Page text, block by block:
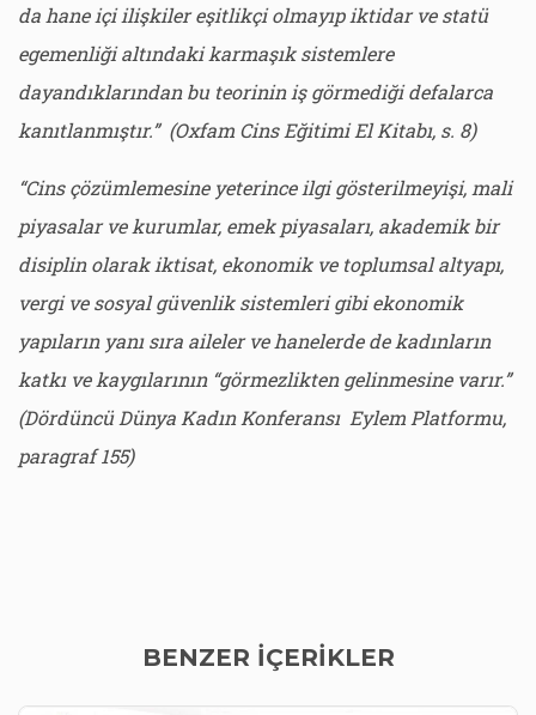
da hane içi ilişkiler eşitlikçi olmayıp iktidar ve statü
egemenliği altındaki karmaşık sistemlere
dayandıklarından bu teorinin iş görmediği defalarca
kanıtlanmıştır.” (Oxfam Cins Eğitimi El Kitabı, s. 8)
“Cins çözümlemesine yeterince ilgi gösterilmeyişi, mali
piyasalar ve kurumlar, emek piyasaları, akademik bir
disiplin olarak iktisat, ekonomik ve toplumsal altyapı,
vergi ve sosyal güvenlik sistemleri gibi ekonomik
yapıların yanı sıra aileler ve hanelerde de kadınların
katkı ve kaygılarının “görmezlikten gelinmesine varır.”
(Dördüncü Dünya Kadın Konferansı Eylem Platformu,
paragraf 155)
BENZER İÇERİKLER